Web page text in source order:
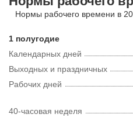
Нормы рабочего времени в
1 полугодие
Календарных дней
Рабочих дней
Выходных и праздничных
40-часовая неделя